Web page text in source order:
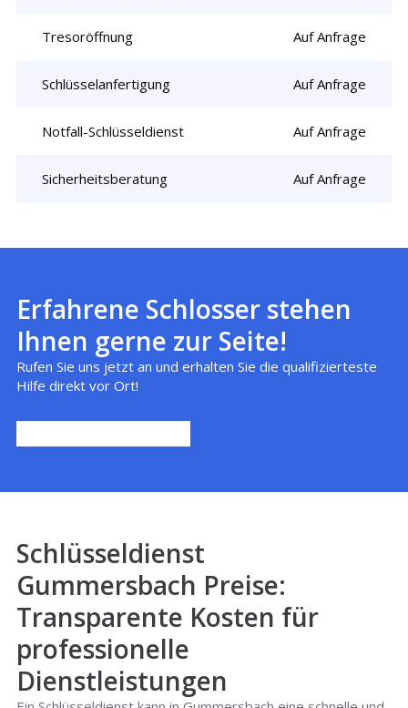
Tresoröffnung Auf Anfrage
Schlüsselanfertigung Auf Anfrage
Notfall-Schlüsseldienst Auf Anfrage
Sicherheitsberatung Auf Anfrage
Erfahrene Schlosser stehen
Ihnen gerne zur Seite!
Rufen Sie uns jetzt an und erhalten Sie die qualifizierteste
Hilfe direkt vor Ort!
Schlüsseldienst
Gummersbach Preise:
Transparente Kosten für
professionelle
Dienstleistungen